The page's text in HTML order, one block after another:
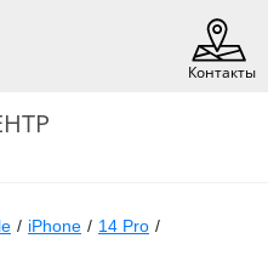
Контакты
/ iPhone / 14 Pro /